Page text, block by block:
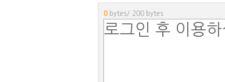
0 bytes/ 200 bytes